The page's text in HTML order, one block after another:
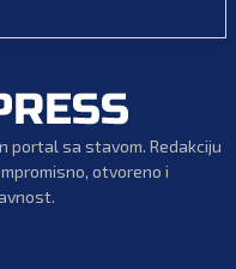
portal sa stavom. Redakciju
otvoreno i